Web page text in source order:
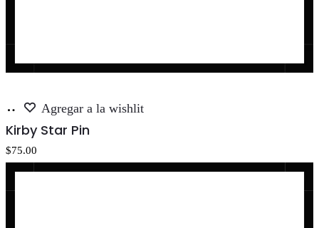
Añadir
carrito
Agregar a la wishlit
Kirby Star Pin
$75.00